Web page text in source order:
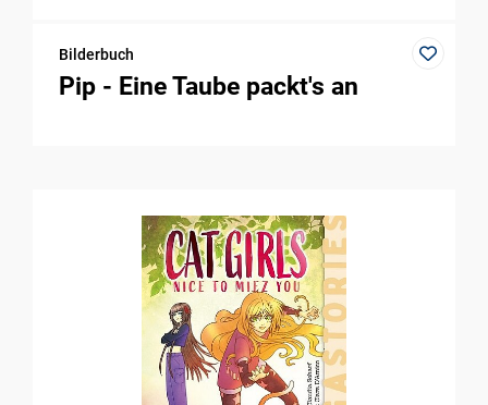
Bilderbuch
Pip - Eine Taube packt's an